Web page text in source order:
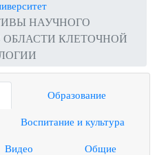
НАУЧНОГО
ОБЛАСТИ КЛЕТОЧНОЙ
Образование
Воспитание и культура
Видео Общие